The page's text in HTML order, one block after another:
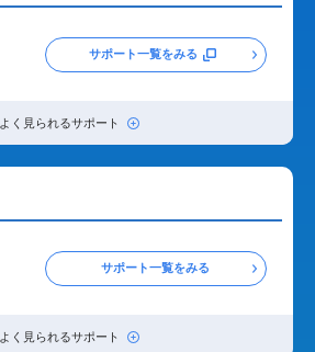
サポート一覧をみる
よく見られるサポート
サポート一覧をみる
よく見られるサポート